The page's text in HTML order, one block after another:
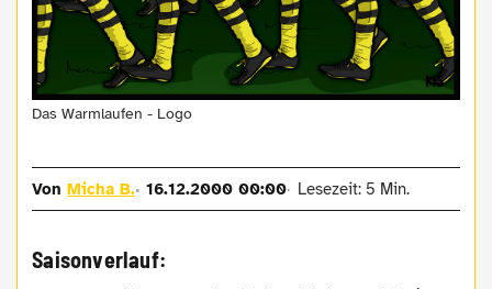
Das Warmlaufen - Logo
VonMicha B. 16.12.2000 00:00 Lesezeit: 5 Min.
Saisonverlauf: